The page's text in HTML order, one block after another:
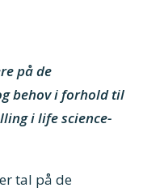
på de
behov i forhold til
i life science-
tal på de